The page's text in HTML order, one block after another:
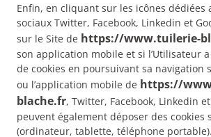
Enfin, en cliquant sur les icônes dédiées
sociaux Twitter, Facebook, Linkedin et
sur le Site de https://www.tuilerie-
son application mobile et si l’Utilisateur
de cookies en poursuivant sa navigation
ou l’application mobile de https://
blache.fr, Twitter, Facebook, Linkedin
peuvent également déposer des cookies
(ordinateur, tablette, téléphone portable).